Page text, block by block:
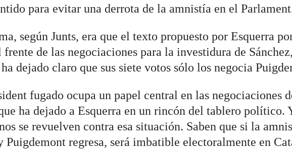
para evitar una derrota de la amnistía en el
según Junts, era que el texto propuesto por Esquerra
frente de las negociaciones para la investidura de
dejado claro que sus siete votos sólo los negocia
fugado ocupa un papel central en las negociaciones
ha dejado a Esquerra en un rincón del tablero político.
se revuelven contra esa situación. Saben que si la
Puigdemont regresa, será imbatible electoralmente en